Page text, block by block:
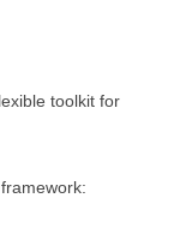
toolkit for